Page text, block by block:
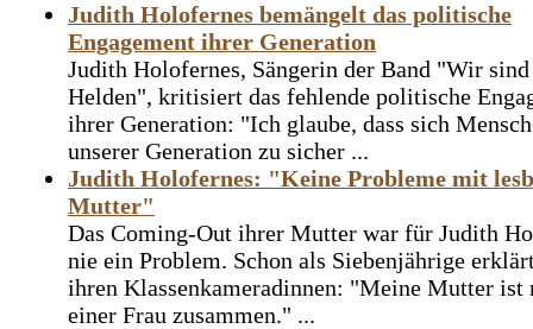
Judith Holofernes bemängelt das politische
Engagement ihrer Generation
Judith Holofernes, Sängerin der Band "Wir sind
Helden", kritisiert das fehlende politische
ihrer Generation: "Ich glaube, dass sich
unserer Generation zu sicher ...
Judith Holofernes: "Keine Probleme mit
Mutter"
Das Coming-Out ihrer Mutter war für Judith
nie ein Problem. Schon als Siebenjährige
ihren Klassenkameradinnen: "Meine Mutter ist
einer Frau zusammen." ...